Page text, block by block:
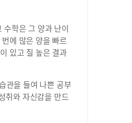
수학은 그 양과 난이
에 많은 양을 빠르
있고 질 높은 결과
관을 들여 나쁜 공부
취와 자신감을 만드